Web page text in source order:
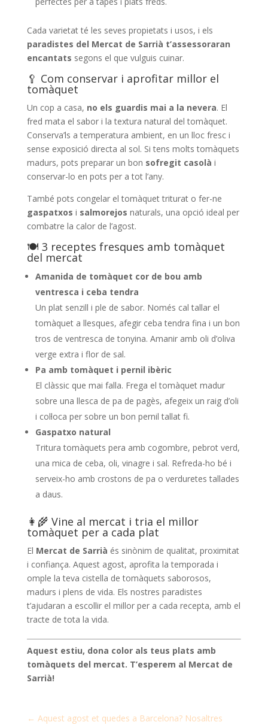
Cada varietat té les seves propietats i usos, i els
paradistes del Mercat de Sarrià t’assessoraran
encantats segons el que vulguis cuinar.
​🥄 Com conservar i aprofitar millor el
tomàquet
Un cop a casa, no els guardis mai a la nevera. El
fred mata el sabor i la textura natural del tomàquet.
Conserva’ls a temperatura ambient, en un lloc fresc i
sense exposició directa al sol. Si tens molts tomàquets
madurs, pots preparar un bon sofregit casolà i
conservar-lo en pots per a tot l’any.
També pots congelar el tomàquet triturat o fer-ne
gaspatxos i salmorejos naturals, una opció ideal per
combatre la calor de l’agost.
​🍽️ 3 receptes fresques amb tomàquet
del mercat
Amanida de tomàquet cor de bou amb
ventresca i ceba tendra
Un plat senzill i ple de sabor. Només cal tallar el
tomàquet a llesques, afegir ceba tendra fina i un bon
tros de ventresca de tonyina. Amanir amb oli d’oliva
verge extra i flor de sal.
Pa amb tomàquet i pernil ibèric
El clàssic que mai falla. Frega el tomàquet madur
sobre una llesca de pa de pagès, afegeix un raig d’oli
i col·loca per sobre un bon pernil tallat fi.
Gaspatxo natural
Tritura tomàquets pera amb cogombre, pebrot verd,
una mica de ceba, oli, vinagre i sal. Refreda-ho bé i
serveix-ho amb crostons de pa o verduretes tallades
a daus.
​👩‍🌾 Vine al mercat i tria el millor
tomàquet per a cada plat
El Mercat de Sarrià és sinònim de qualitat, proximitat
i confiança. Aquest agost, aprofita la temporada i
omple la teva cistella de tomàquets saborosos,
madurs i plens de vida. Els nostres paradistes
t’ajudaran a escollir el millor per a cada recepta, amb el
tracte de tota la vida.
Aquest estiu, dona color als teus plats amb
tomàquets del mercat. T’esperem al Mercat de
Sarrià!
← Aquest agost et quedes a Barcelona? Nosaltres